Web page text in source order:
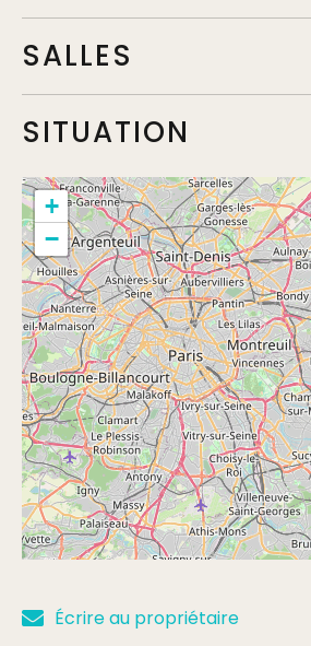
SALLES
Salon Tournesol
Le Chalet du Lac
Veranda
SITUATION
+
−
Écrire au propriétaire